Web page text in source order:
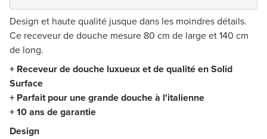
Design et haute qualité jusque dans les moindres détails.
Ce receveur de douche mesure 80 cm de large et 140 cm
de long.
+ Receveur de douche luxueux et de qualité en Solid
Surface
+ Parfait pour une grande douche à l'italienne
+ 10 ans de garantie
Design